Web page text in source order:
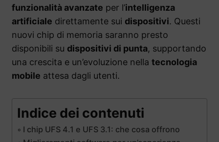
funzionalità avanzate per l’intelligenza
artificiale direttamente sui dispositivi. Questi
nuovi chip di memoria saranno presto
disponibili su dispositivi di punta, supportando
una crescita e un’evoluzione nella tecnologia
mobile attesa dagli utenti.
Indice dei contenuti
I chip UFS 4.1 e UFS 3.1: che cosa offrono